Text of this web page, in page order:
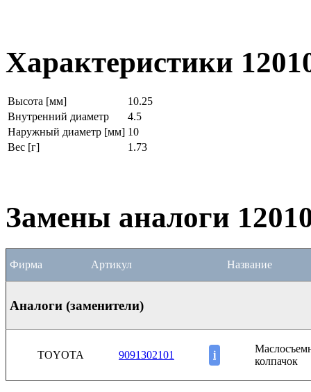
Характеристики
Высота [мм]
10.25
Внутренний диаметр
4.5
Наружный диаметр [мм] 10
Вес [г]
1.73
Замены аналоги
Фирма Артикул Название
Аналоги (заменители)
TOYOTA 9091302101 i
колпачок